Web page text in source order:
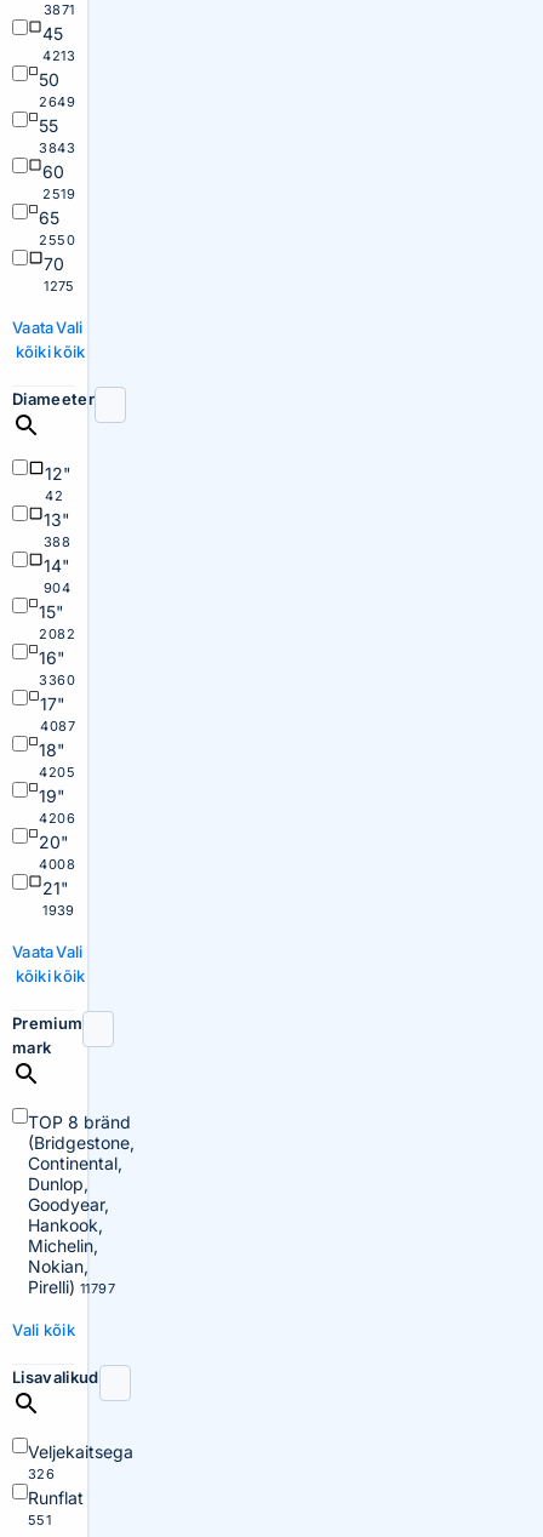
3871
45
4213
50
2649
55
3843
60
2519
65
2550
70
1275
Vaata
kõiki
Vali
kõik
Diameeter
12"
42
13"
388
14"
904
15"
2082
16"
3360
17"
4087
18"
4205
19"
4206
20"
4008
21"
1939
Vaata
kõiki
Vali
kõik
Premium
mark
TOP 8 bränd
(Bridgestone,
Continental,
Dunlop,
Goodyear,
Hankook,
Michelin,
Nokian,
Pirelli) 11797
Vali kõik
Lisavalikud
Veljekaitsega
326
Runflat
551